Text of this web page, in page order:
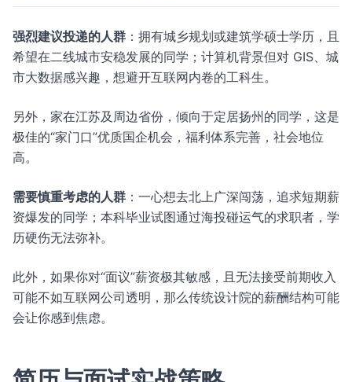
强烈建议投递的人群 ：拥有城乡规划或建筑学硕士学历，且
希望在二线城市安稳发展的同学；计算机背景但对 GIS、城
市大数据感兴趣，想避开互联网内卷的工科生。
另外，家在江苏及周边省份，倾向于定居扬州的同学，这是
极佳的“家门口”优质国企机会，福利体系完善，社会地位
高。
需要慎重考虑的人群 ：一心想去北上广深闯荡，追求短期薪
资爆发的同学；本科毕业试图通过海投碰运气的求职者，学
历硬伤无法弥补。
此外，如果你对“面议”薪资极其敏感，且无法接受前期收入
可能不如互联网公司透明，那么传统设计院的薪酬结构可能
会让你感到焦虑。